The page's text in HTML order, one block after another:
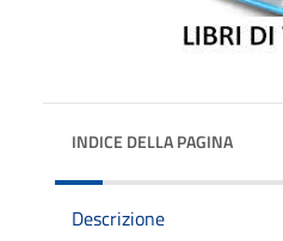
INDICE DELLA PAGINA
Descrizione